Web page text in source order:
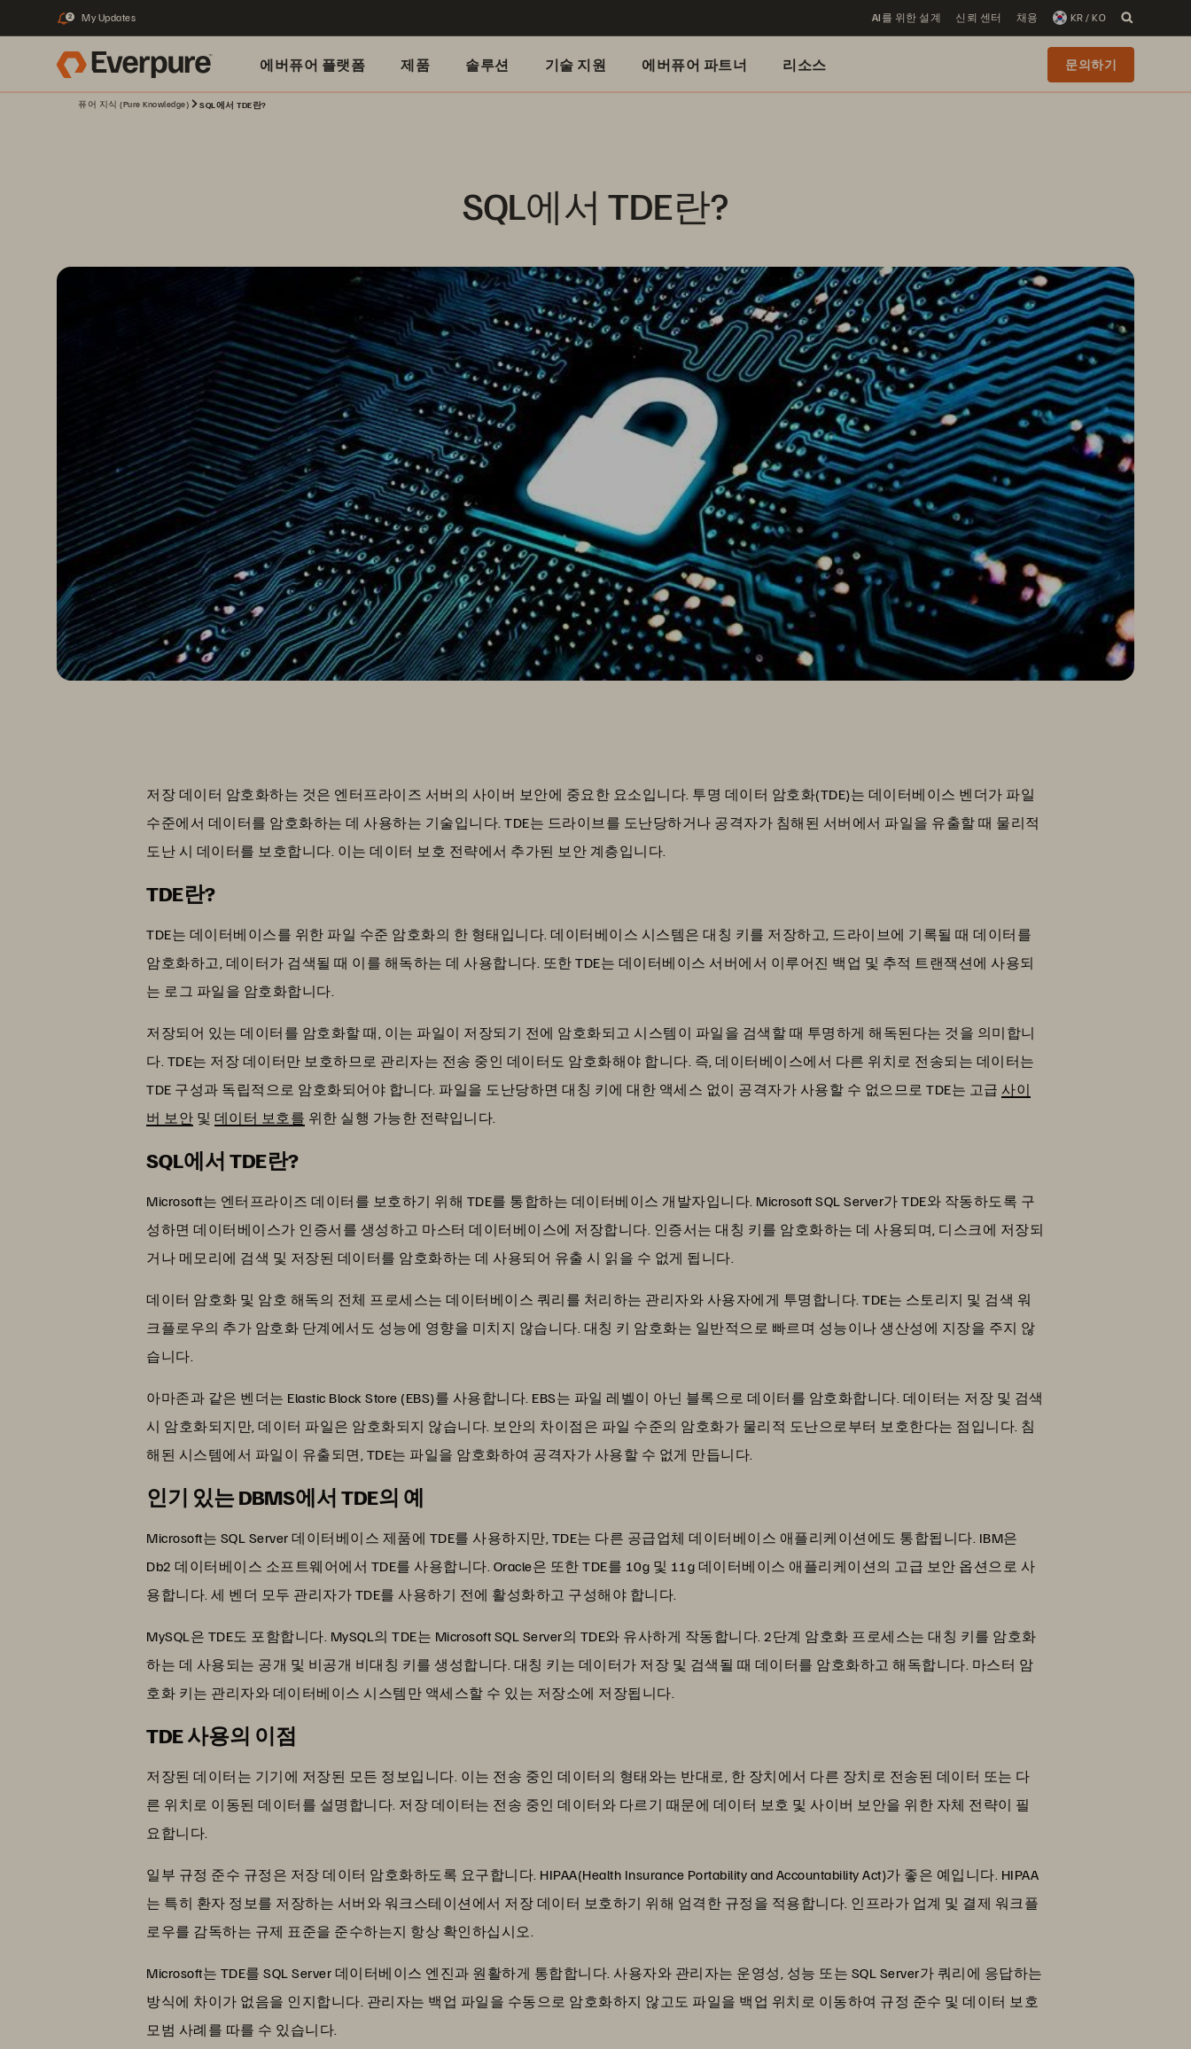
2 My Updates AI를 위한 설계 신뢰 센터 채용 KR / KO
에버퓨어 플랫폼 제품 솔루션 기술 지원 에버퓨어 파트너 리소스 문의하기
퓨어 지식 (Pure Knowledge) SQL에서 TDE란?
SQL에서 TDE란?
저장 데이터 암호화하는 것은 엔터프라이즈 서버의 사이버 보안에 중요한 요소입니다. 투명 데이터 암호화(TDE)는 데이터베이스 벤더가 파일
수준에서 데이터를 암호화하는 데 사용하는 기술입니다. TDE는 드라이브를 도난당하거나 공격자가 침해된 서버에서 파일을 유출할 때 물리적
도난 시 데이터를 보호합니다. 이는 데이터 보호 전략에서 추가된 보안 계층입니다.
TDE란?
TDE는 데이터베이스를 위한 파일 수준 암호화의 한 형태입니다. 데이터베이스 시스템은 대칭 키를 저장하고, 드라이브에 기록될 때 데이터를
암호화하고, 데이터가 검색될 때 이를 해독하는 데 사용합니다. 또한 TDE는 데이터베이스 서버에서 이루어진 백업 및 추적 트랜잭션에 사용되
는 로그 파일을 암호화합니다.
저장되어 있는 데이터를 암호화할 때, 이는 파일이 저장되기 전에 암호화되고 시스템이 파일을 검색할 때 투명하게 해독된다는 것을 의미합니
다. TDE는 저장 데이터만 보호하므로 관리자는 전송 중인 데이터도 암호화해야 합니다. 즉, 데이터베이스에서 다른 위치로 전송되는 데이터는
TDE 구성과 독립적으로 암호화되어야 합니다. 파일을 도난당하면 대칭 키에 대한 액세스 없이 공격자가 사용할 수 없으므로 TDE는 고급사이
버 보안 및 데이터 보호를 위한 실행 가능한 전략입니다.
SQL에서 TDE란?
Microsoft는 엔터프라이즈 데이터를 보호하기 위해 TDE를 통합하는 데이터베이스 개발자입니다. Microsoft SQL Server가 TDE와 작동하도록 구
성하면 데이터베이스가 인증서를 생성하고 마스터 데이터베이스에 저장합니다. 인증서는 대칭 키를 암호화하는 데 사용되며, 디스크에 저장되
거나 메모리에 검색 및 저장된 데이터를 암호화하는 데 사용되어 유출 시 읽을 수 없게 됩니다.
데이터 암호화 및 암호 해독의 전체 프로세스는 데이터베이스 쿼리를 처리하는 관리자와 사용자에게 투명합니다. TDE는 스토리지 및 검색 워
크플로우의 추가 암호화 단계에서도 성능에 영향을 미치지 않습니다. 대칭 키 암호화는 일반적으로 빠르며 성능이나 생산성에 지장을 주지 않
습니다.
아마존과 같은 벤더는 Elastic Block Store (EBS)를 사용합니다. EBS는 파일 레벨이 아닌 블록으로 데이터를 암호화합니다. 데이터는 저장 및 검색
시 암호화되지만, 데이터 파일은 암호화되지 않습니다. 보안의 차이점은 파일 수준의 암호화가 물리적 도난으로부터 보호한다는 점입니다. 침
해된 시스템에서 파일이 유출되면, TDE는 파일을 암호화하여 공격자가 사용할 수 없게 만듭니다.
인기 있는 DBMS에서 TDE의 예
Microsoft는 SQL Server 데이터베이스 제품에 TDE를 사용하지만, TDE는 다른 공급업체 데이터베이스 애플리케이션에도 통합됩니다. IBM은
Db2 데이터베이스 소프트웨어에서 TDE를 사용합니다. Oracle은 또한 TDE를 10g 및 11g 데이터베이스 애플리케이션의 고급 보안 옵션으로 사
용합니다. 세 벤더 모두 관리자가 TDE를 사용하기 전에 활성화하고 구성해야 합니다.
MySQL은 TDE도 포함합니다. MySQL의 TDE는 Microsoft SQL Server의 TDE와 유사하게 작동합니다. 2단계 암호화 프로세스는 대칭 키를 암호화
하는 데 사용되는 공개 및 비공개 비대칭 키를 생성합니다. 대칭 키는 데이터가 저장 및 검색될 때 데이터를 암호화하고 해독합니다. 마스터 암
호화 키는 관리자와 데이터베이스 시스템만 액세스할 수 있는 저장소에 저장됩니다.
TDE 사용의 이점
저장된 데이터는 기기에 저장된 모든 정보입니다. 이는 전송 중인 데이터의 형태와는 반대로, 한 장치에서 다른 장치로 전송된 데이터 또는 다
른 위치로 이동된 데이터를 설명합니다. 저장 데이터는 전송 중인 데이터와 다르기 때문에 데이터 보호 및 사이버 보안을 위한 자체 전략이 필
요합니다.
일부 규정 준수 규정은 저장 데이터 암호화하도록 요구합니다. HIPAA(Health Insurance Portability and Accountability Act)가 좋은 예입니다. HIPAA
는 특히 환자 정보를 저장하는 서버와 워크스테이션에서 저장 데이터 보호하기 위해 엄격한 규정을 적용합니다. 인프라가 업계 및 결제 워크플
로우를 감독하는 규제 표준을 준수하는지 항상 확인하십시오.
Microsoft는 TDE를 SQL Server 데이터베이스 엔진과 원활하게 통합합니다. 사용자와 관리자는 운영성, 성능 또는 SQL Server가 쿼리에 응답하는
방식에 차이가 없음을 인지합니다. 관리자는 백업 파일을 수동으로 암호화하지 않고도 파일을 백업 위치로 이동하여 규정 준수 및 데이터 보호
모범 사례를 따를 수 있습니다.